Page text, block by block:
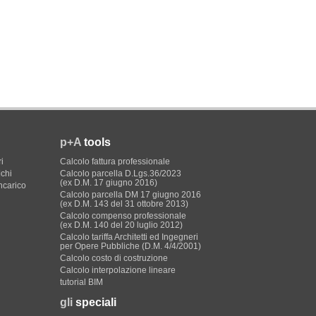
p+A tools
Calcolo fattura professionale
Calcolo parcella D.Lgs.36/2023
(ex D.M. 17 giugno 2016)
Calcolo parcella DM 17 giugno 2016
(ex D.M. 143 del 31 ottobre 2013)
Calcolo compenso professionale
(ex D.M. 140 del 20 luglio 2012)
Calcolo tariffa Architetti ed Ingegneri
per Opere Pubbliche (D.M. 4/4/2001)
Calcolo costo di costruzione
Calcolo interpolazione lineare
tutorial BIM
gli speciali